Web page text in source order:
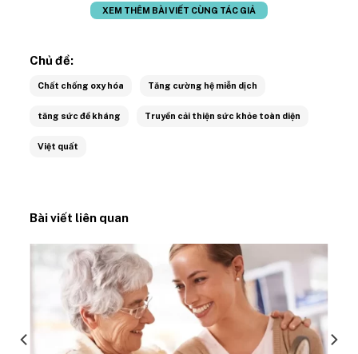
XEM THÊM BÀI VIẾT CÙNG TÁC GIẢ
Chủ đề:
Chất chống oxy hóa Tăng cường hệ miễn dịch
tăng sức đề kháng Truyền cải thiện sức khỏe toàn diện
Việt quất
Bài viết liên quan